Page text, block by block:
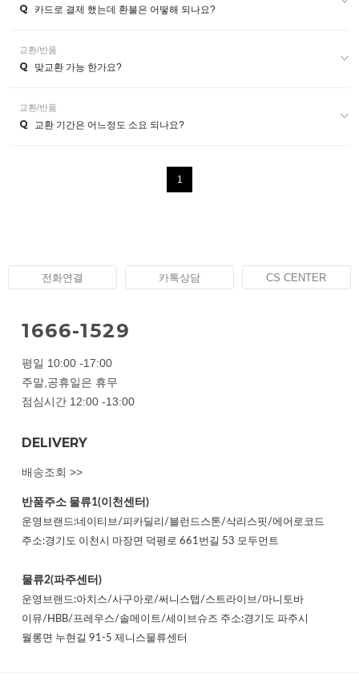
Q 카드로 결제 했는데 환불은 어떻해 되나요?
교환/반품
Q 맞교환 가능 한가요?
교환/반품
Q 교환 기간은 어느정도 소요 되나요?
1
전화연결 카톡상담 CS CENTER
1666-1529
평일 10:00 -17:00
주말,공휴일은 휴무
점심시간 12:00 -13:00
DELIVERY
배송조회 >>
반품주소 물류1(이천센터)
운영브랜드:네이티브/피카딜리/블런드스톤/삭리스핏/에어로코드
주소:경기도 이천시 마장면 덕평로 661번길 53 모두먼트
물류2(파주센터)
운영브랜드:아치스/사구아로/써니스텝/스트라이브/마니토바
이뮤/HBB/프레우스/솔메이트/세이브슈즈 주소:경기도 파주시
월롱면 누현길 91-5 제니스물류센터